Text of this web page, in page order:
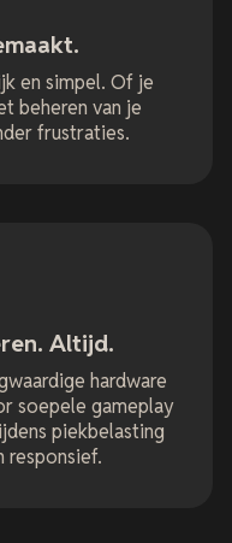
en simpel. Of je
beheren van je
frustraties.
Altijd.
hardware
soepele gameplay
piekbelasting
responsief.